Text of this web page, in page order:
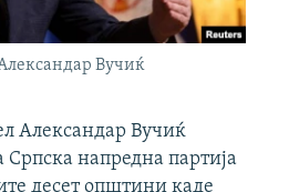
Вучиќ
Александар Вучиќ
Српска напредна партија
десет општини каде